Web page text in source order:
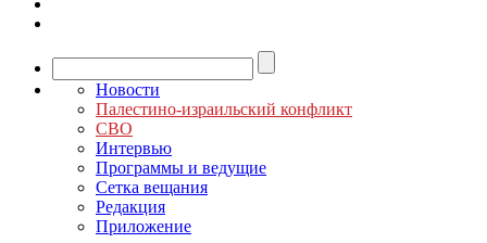
Новости
Палестино-израильский конфликт
СВО
Интервью
Программы и ведущие
Сетка вещания
Редакция
Приложение